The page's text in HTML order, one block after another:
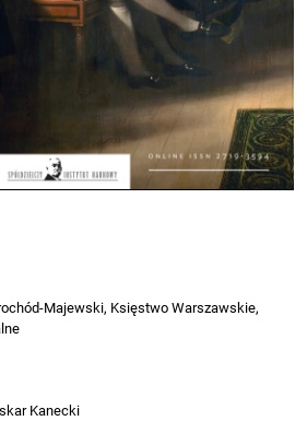
Majewski, Księstwo Warszawskie,
Kanecki